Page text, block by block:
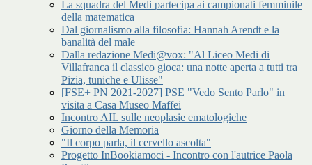
La squadra del Medi partecipa ai campionati femminile
della matematica
Dal giornalismo alla filosofia: Hannah Arendt e la
banalità del male
Dalla redazione Medi@vox: "Al Liceo Medi di
Villafranca il classico gioca: una notte aperta a tutti tra
Pizia, tuniche e Ulisse"
[FSE+ PN 2021-2027] PSE "Vedo Sento Parlo" in
visita a Casa Museo Maffei
Incontro AIL sulle neoplasie ematologiche
Giorno della Memoria
"Il corpo parla, il cervello ascolta"
Progetto InBookiamoci - Incontro con l'autrice Paola